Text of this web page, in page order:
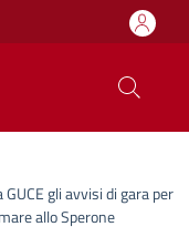
gli avvisi di gara per
allo Sperone